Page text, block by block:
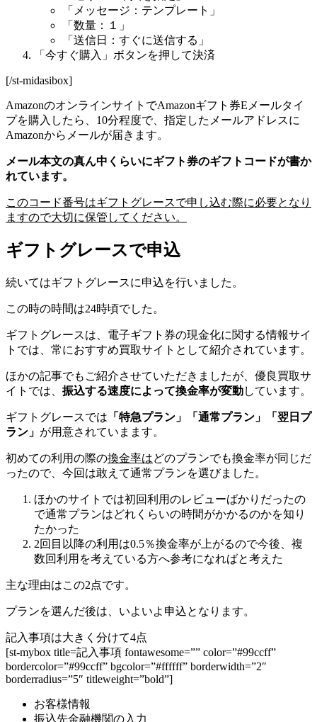
「メッセージ：テンプレート」
「数量：１」
「送信日：すぐに送信する」
「今すぐ購入」ボタンを押して決済
[/st-midasibox]
AmazonのオンラインサイトでAmazonギフト券Eメールタイ
プを購入したら、10分程度で、指定したメールアドレスに
Amazonからメールが届きます。
メール本文の真ん中くらいにギフト券のギフトコードが書か
れています。
このコード番号はギフトグレースで申し込む際に必要となり
ますので大切に保管してください。
ギフトグレースで申込
続いてはギフトグレースに申込を行いました。
この時の時間は24時頃でした。
ギフトグレースは、電子ギフト券の現金化に関する情報サイ
トでは、常におすすめ買取サイトとして紹介されています。
ほかの記事でもご紹介させていただきましたが、優良買取サ
イトでは、 振込する速度によって換金率が変動しています。
ギフトグレースでは 「特急プラン」「通常プラン」「翌日プ
ラン」 が用意されていまます。
初めての利用の際の換金率はどのプランでも換金率が同じだ
ったので、今回は敢えて通常プランを選びました。
ほかのサイトでは初回利用のレビューばかりだったの
で通常プランはどれくらいの時間がかかるのかを知り
たかった
2回目以降の利用は0.5％換金率が上がるので今後、複
数回利用を考えている方へ参考になればと考えた
主な理由はこの2点です。
プランを選んだ後は、いよいよ申込となります。
記入事項は大きく分けて4点
[st-mybox title=記入事項 fontawesome=”” color=”#99ccff”
bordercolor=”#99ccff” bgcolor=”#ffffff” borderwidth=”2″
borderradius=”5″ titleweight=”bold”]
お客様情報
振込先金融機関の入力